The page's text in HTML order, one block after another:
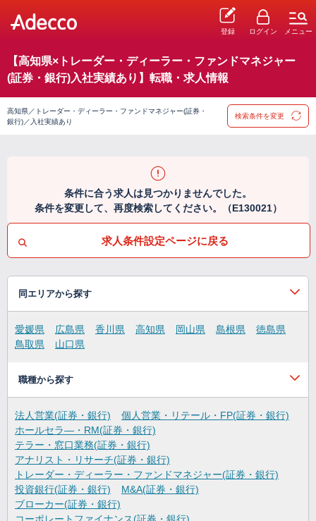
登録 ログイン メニュー
【高知県×トレーダー・ディーラー・ファンドマネジャー
(証券・銀行)入社実績あり】転職・求人情報
高知県／トレーダー・ディーラー・ファンドマネジャー(証券・
銀行)／入社実績あり
検索条件を変更
条件に合う求人は見つかりませんでした。
条件を変更して、再度検索してください。（E130021）
求人条件設定ページに戻る
同エリアから探す
愛媛県 広島県 香川県 高知県 岡山県 島根県
徳島県
鳥取県
山口県
職種から探す
法人営業(証券・銀行)
個人営業・リテール・FP(証券・銀行)
ホールセラ―・RM(証券・銀行)
テラー・窓口業務(証券・銀行)
アナリスト・リサーチ(証券・銀行)
トレーダー・ディーラー・ファンドマネジャー(証券・銀行)
投資銀行(証券・銀行)
M&A(証券・銀行)
ブローカー(証券・銀行)